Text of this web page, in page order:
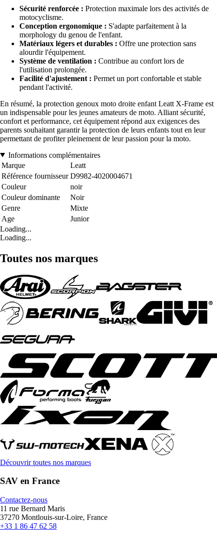
Sécurité renforcée : Protection maximale lors des activités de
motocyclisme.
Conception ergonomique : S'adapte parfaitement à la
morphology du genou de l'enfant.
Matériaux légers et durables : Offre une protection sans
alourdir l'équipement.
Système de ventilation : Contribue au confort lors de
l'utilisation prolongée.
Facilité d'ajustement : Permet un port confortable et stable
pendant l'activité.
En résumé, la protection genoux moto droite enfant Leatt X-Frame est
un indispensable pour les jeunes amateurs de moto. Alliant sécurité,
confort et performance, cet équipement répond aux exigences des
parents souhaitant garantir la protection de leurs enfants tout en leur
permettant de profiter pleinement de leur passion pour la moto.
Informations complémentaires
Marque
Leatt
Référence fournisseur D9982-4020004671
Couleur
noir
Couleur dominante
Noir
Genre
Mixte
Age
Junior
Loading...
Loading...
Toutes nos marques
Découvrir toutes nos marques
SAV en France
Contactez-nous
11 rue Bernard Maris
37270 Montlouis-sur-Loire, France
+33 1 86 47 62 58